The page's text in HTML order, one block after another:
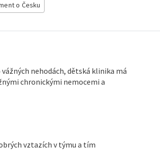
o Česku
nehodách, dětská klinika má
chronickými nemocemi a
vztazích v týmu a tím